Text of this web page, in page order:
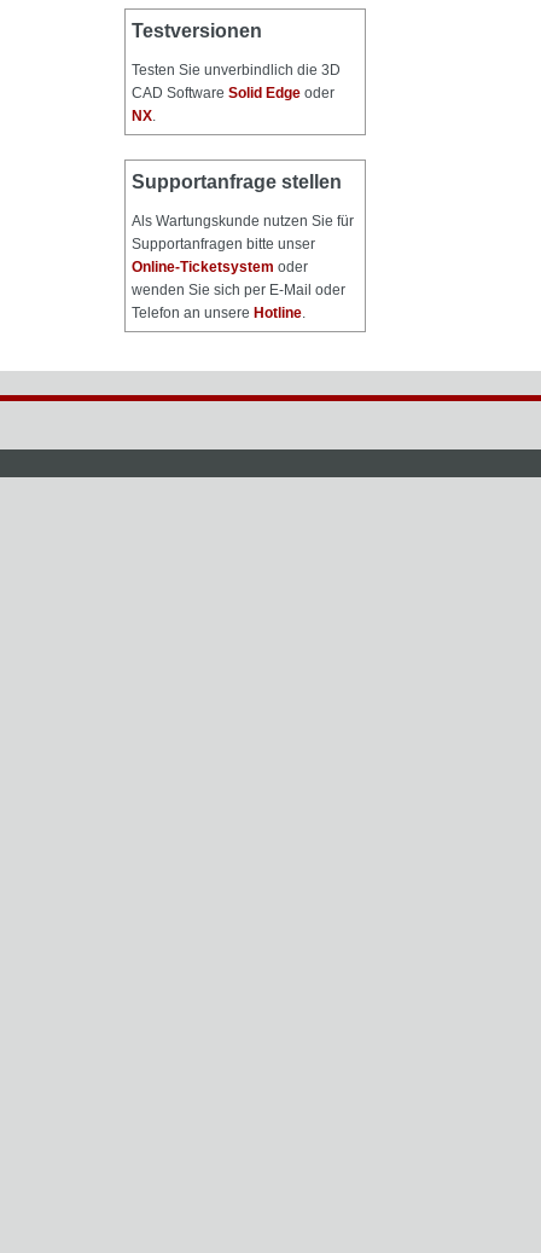
Testversionen
Testen Sie unverbindlich die 3D
CAD SoftwareSolid Edge oder
NX
Supportanfrage stellen
Als Wartungskunde nutzen Sie für
Supportanfragen bitte unser
Online-Ticketsystem oder
wenden Sie sich per E-Mail oder
Telefon an unsereHotline